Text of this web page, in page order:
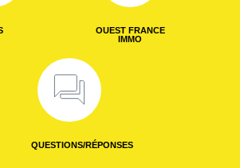
OUEST FRANCE
IMMO
QUESTIONS/RÉPONSES